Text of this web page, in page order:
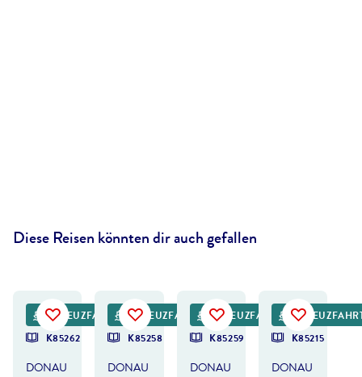
Diese Reisen könnten dir auch gefallen
KREUZFAHRT
K85262
DONAU
KREUZFAHRT
K85258
DONAU
KREUZFAHRT
K85259
DONAU
K85215
DONAU